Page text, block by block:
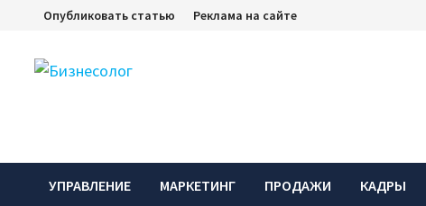
Перейти
содержимому
Опубликовать статью Реклама на сайте
УПРАВЛЕНИЕ МАРКЕТИНГ ПРОДАЖИ КАДРЫ